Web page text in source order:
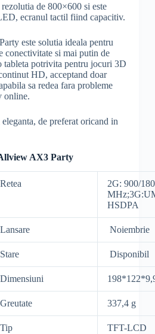
de 800×600 si este
ecranul tactil fiind capacitiv.
este solutia ideala pentru
conectivitate si mai putin de
tableta potrivita pentru jocuri 3D
HD, acceptand doar
sa redea fara probleme
online.
de preferat oricand in
AX3 Party
Retea
2G: 900/
HSDPA
Lansare Noiembrie
Stare Disponibil
Dimensiuni
Greutate 337,4 g
Tip TFT-LCD